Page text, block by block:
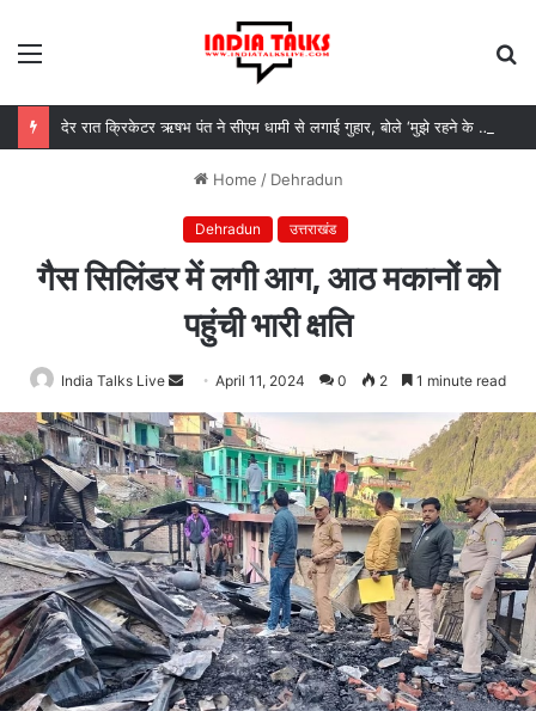
देर रात क्रिकेटर ऋषभ पंत ने सीएम धामी से लगाई गुहार, बोले ‘मुझे रहने के लिए जगह नहीं मिल रही’
Home / Dehradun
Dehradun उत्तराखंड
गैस सिलिंडर में लगी आग, आठ मकानों को
पहुंची भारी क्षति
India Talks Live
Send
an
email
April 11, 2024 0 2 1 minute read